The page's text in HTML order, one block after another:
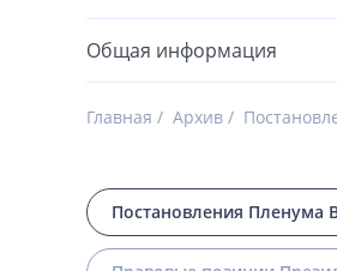
Общая информация
Главная Архив
Постановления Пленума